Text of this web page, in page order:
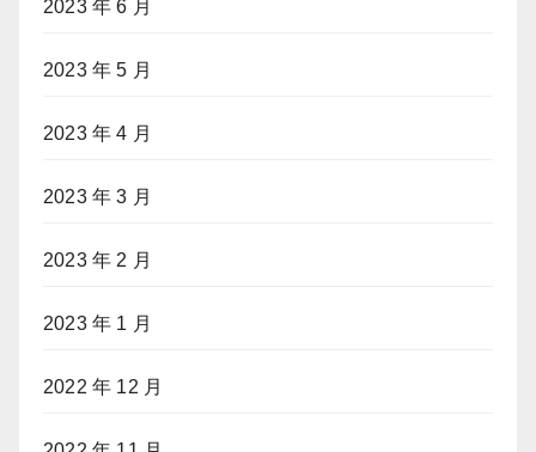
2023 年 6 月
2023 年 5 月
2023 年 4 月
2023 年 3 月
2023 年 2 月
2023 年 1 月
2022 年 12 月